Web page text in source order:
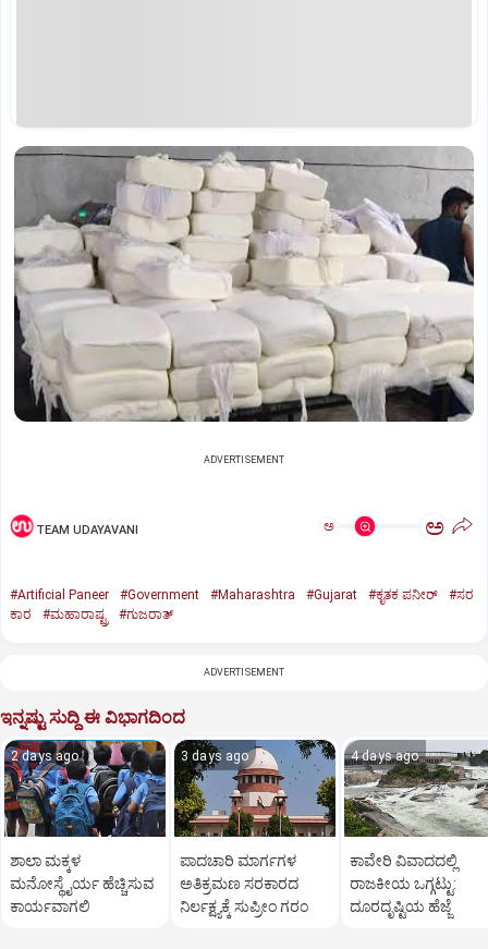
ADVERTISEMENT
TEAM UDAYAVANI ಅ ಅ
#Artificial Paneer #Government #Maharashtra #Gujarat #ಕೃತಕ ಪನೀರ್‌
#ಸರ
ಕಾರ
#ಮಹಾರಾಷ್ಟ್ರ #ಗುಜರಾತ್‌
ADVERTISEMENT
ಇನ್ನಷ್ಟು ಸುದ್ದಿ ಈ ವಿಭಾಗದಿಂದ
2 days ago
ಶಾಲಾ ಮಕ್ಕಳ
ಮನೋಸ್ಥೈರ್ಯ ಹೆಚ್ಚಿಸುವ
ಕಾರ್ಯವಾಗಲಿ
3 days ago
ಪಾದಚಾರಿ ಮಾರ್ಗಗಳ
ಅತಿಕ್ರಮಣ ಸರಕಾರದ
ನಿರ್ಲಕ್ಷ್ಯಕ್ಕೆ ಸುಪ್ರೀಂ ಗರಂ
4 days ago
ಕಾವೇರಿ ವಿವಾದದಲ್ಲಿ
ರಾಜಕೀಯ ಒಗ್ಗಟ್ಟು:
ದೂರದೃಷ್ಟಿಯ ಹೆಜ್ಜೆ